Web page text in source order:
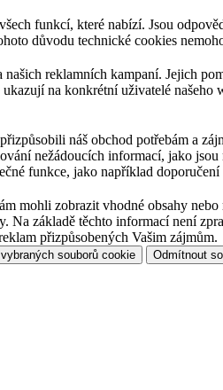
funkcí, které nabízí. Jsou
důvodu technické cookies
reklamních kampaní. Jejich
na konkrétní uživatelé
náš obchod potřebám a
nežádoucích informací, jako
funkce, jako například
mohli zobrazit vhodné obsahy
Na základě těchto informací není
přizpůsobených Vašim zájmům.
souborů cookie Odmítnout